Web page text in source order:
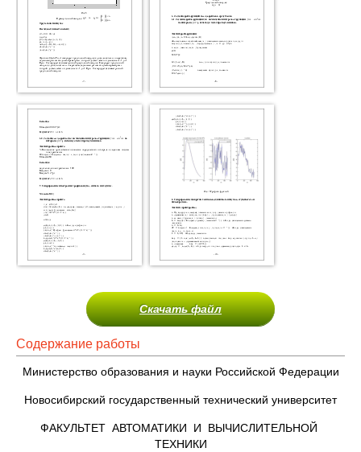
Скачать файл
Содержание работы
Министерство образования и науки Российской Федерации
Новосибирский государственный технический университет
ФАКУЛЬТЕТ АВТОМАТИКИ И ВЫЧИСЛИТЕЛЬНОЙ
ТЕХНИКИ